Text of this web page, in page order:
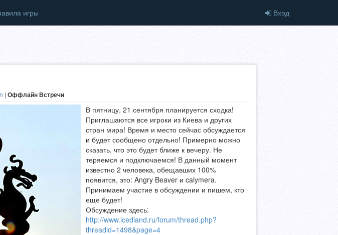
игры Вход
| Оффлайн Встречи
В пятницу, 21 сентября планируется сходка!
Приглашаются все игроки из Киева и других
стран мира! Время и место сейчас обсуждается
и будет сообщено отдельно! Примерно можно
сказать, что это будет ближе к вечеру. Не
теряемся и подключаемся! В данный момент
известно 2 человека, обещавших 100%
появится, это: Angry Beaver и calymera.
Принимаем участие в обсуждении и пишем, кто
еще будет!
Обсуждение здесь:
http://www.icedland.ru/forum/thread.php?
threadid=1498&page=4